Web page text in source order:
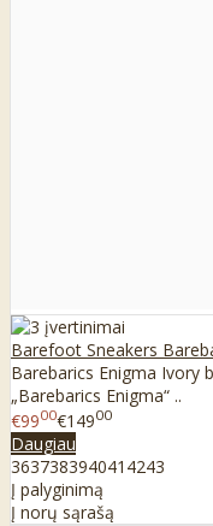
Barefoot Sneakers
Barebarics Enigma Ivory
„Barebarics Enigma“ ..
€9900€14900
Daugiau
363738394041 4243
Į palyginimą
Į norų sąrašą